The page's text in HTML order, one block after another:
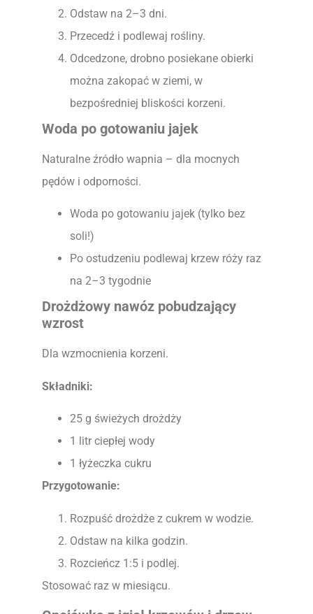
Odstaw na 2–3 dni.
Przecedź i podlewaj rośliny.
Odcedzone, drobno posiekane obierki
można zakopać w ziemi, w
bezpośredniej bliskości korzeni.
Woda po gotowaniu jajek
Naturalne źródło wapnia – dla mocnych
pędów i odporności.
Woda po gotowaniu jajek (tylko bez
soli!)
Po ostudzeniu podlewaj krzew róży raz
na 2–3 tygodnie
Drożdżowy nawóz pobudzający
wzrost
Dla wzmocnienia korzeni.
Składniki:
25 g świeżych drożdży
1 litr ciepłej wody
1 łyżeczka cukru
Przygotowanie:
Rozpuść drożdże z cukrem w wodzie.
Odstaw na kilka godzin.
Rozcieńcz 1:5 i podlej.
Stosować raz w miesiącu.